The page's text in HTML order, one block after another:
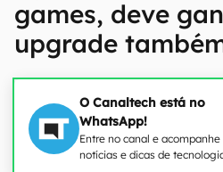
games, deve
upgrade
O Canaltech está no
WhatsApp!
Entre no canal e acompanhe
notícias e dicas de